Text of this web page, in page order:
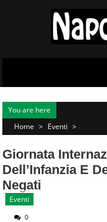
You are here
Home > Eventi >
Giornata
Dell’Infanzia E
Negati
Eventi
0